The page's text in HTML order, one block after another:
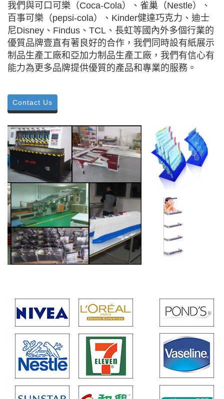
我們與可口可樂（Coca-Cola）、雀巢（Nestle）、
百事可樂（pepsi-cola）、Kinder健達巧克力、迪士
尼Disney、Findus、TCL、長虹等國內外多個行業的
優質品牌壹直有著良好的合作，我們同時設有紙展示
制品生產工廠和亞加力制品生產工廠，我們有信心有
能力為更多品牌提供優質的產品和專業的服務。
Contact Us